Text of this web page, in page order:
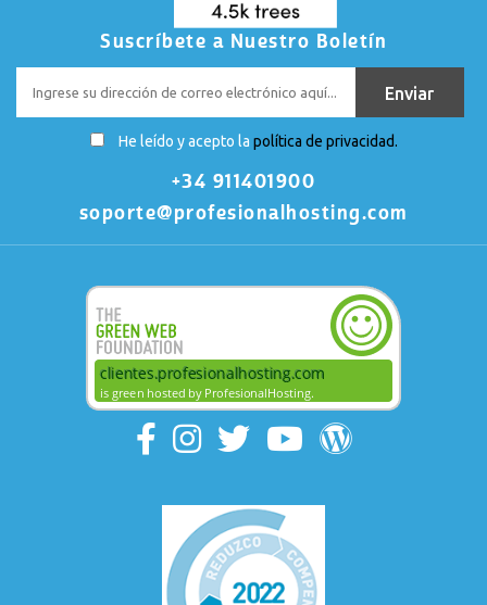
Suscríbete a Nuestro Boletín
He leído y acepto la política de privacidad.
+34 911401900
soporte@profesionalhosting.com